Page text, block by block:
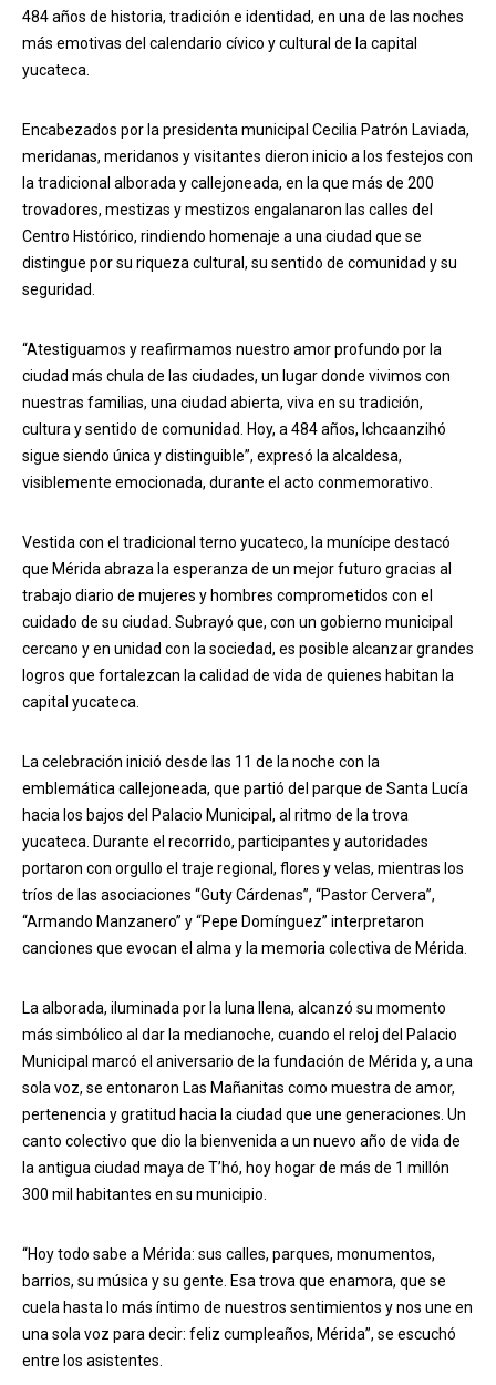
484 años de historia, tradición e identidad, en una de las noches
más emotivas del calendario cívico y cultural de la capital
yucateca.
Encabezados por la presidenta municipal Cecilia Patrón Laviada,
meridanas, meridanos y visitantes dieron inicio a los festejos con
la tradicional alborada y callejoneada, en la que más de 200
trovadores, mestizas y mestizos engalanaron las calles del
Centro Histórico, rindiendo homenaje a una ciudad que se
distingue por su riqueza cultural, su sentido de comunidad y su
seguridad.
“Atestiguamos y reafirmamos nuestro amor profundo por la
ciudad más chula de las ciudades, un lugar donde vivimos con
nuestras familias, una ciudad abierta, viva en su tradición,
cultura y sentido de comunidad. Hoy, a 484 años, Ichcaanzihó
sigue siendo única y distinguible”, expresó la alcaldesa,
visiblemente emocionada, durante el acto conmemorativo.
Vestida con el tradicional terno yucateco, la munícipe destacó
que Mérida abraza la esperanza de un mejor futuro gracias al
trabajo diario de mujeres y hombres comprometidos con el
cuidado de su ciudad. Subrayó que, con un gobierno municipal
cercano y en unidad con la sociedad, es posible alcanzar grandes
logros que fortalezcan la calidad de vida de quienes habitan la
capital yucateca.
La celebración inició desde las 11 de la noche con la
emblemática callejoneada, que partió del parque de Santa Lucía
hacia los bajos del Palacio Municipal, al ritmo de la trova
yucateca. Durante el recorrido, participantes y autoridades
portaron con orgullo el traje regional, flores y velas, mientras los
tríos de las asociaciones “Guty Cárdenas”, “Pastor Cervera”,
“Armando Manzanero” y “Pepe Domínguez” interpretaron
canciones que evocan el alma y la memoria colectiva de Mérida.
La alborada, iluminada por la luna llena, alcanzó su momento
más simbólico al dar la medianoche, cuando el reloj del Palacio
Municipal marcó el aniversario de la fundación de Mérida y, a una
sola voz, se entonaron Las Mañanitas como muestra de amor,
pertenencia y gratitud hacia la ciudad que une generaciones. Un
canto colectivo que dio la bienvenida a un nuevo año de vida de
la antigua ciudad maya de T’hó, hoy hogar de más de 1 millón
300 mil habitantes en su municipio.
“Hoy todo sabe a Mérida: sus calles, parques, monumentos,
barrios, su música y su gente. Esa trova que enamora, que se
cuela hasta lo más íntimo de nuestros sentimientos y nos une en
una sola voz para decir: feliz cumpleaños, Mérida”, se escuchó
entre los asistentes.